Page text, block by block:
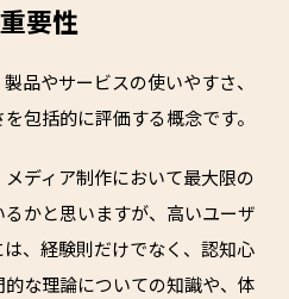
要性
品やサービスの使いやすさ、
包括的に評価する概念です。
ディア制作において最大限の
かと思いますが、高いユーザ
、経験則だけでなく、認知心
な理論についての知識や、体